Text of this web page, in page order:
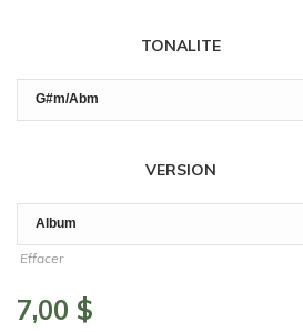
TONALITE
VERSION
Effacer
7,00 $